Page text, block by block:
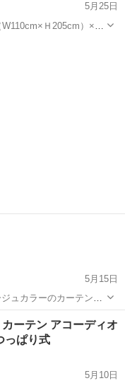
5月25日
Ｈ205cm）×2
5月15日
インド
ーテン アコーディオ
っぱり式
5月10日